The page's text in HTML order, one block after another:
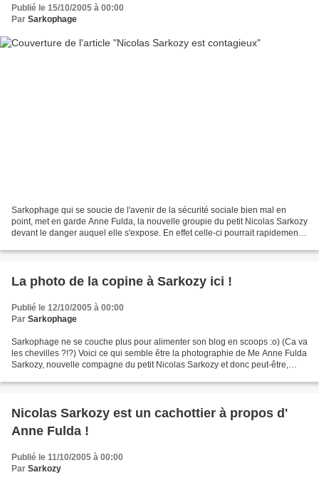
Publié le 15/10/2005 à 00:00
Par Sarkophage
Sarkophage qui se soucie de l'avenir de la sécurité sociale bien mal en
point, met en garde Anne Fulda, la nouvelle groupie du petit Nicolas Sarkozy
devant le danger auquel elle s'expose. En effet celle-ci pourrait rapidement
La photo de la copine à Sarkozy ici !
Publié le 12/10/2005 à 00:00
Par Sarkophage
Sarkophage ne se couche plus pour alimenter son blog en scoops :o) (Ca va
les chevilles ?!?) Voici ce qui semble être la photographie de Me Anne Fulda
Sarkozy, nouvelle compagne du petit Nicolas Sarkozy et donc peut-être,
Nicolas Sarkozy est un cachottier à propos d'
Anne Fulda !
Publié le 11/10/2005 à 00:00
Par Sarkozy